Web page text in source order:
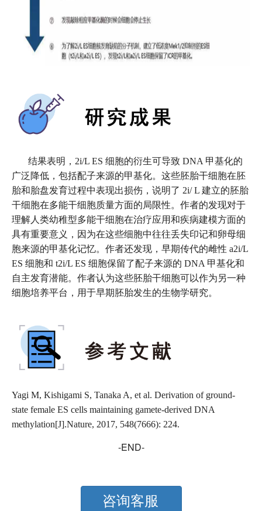
结果表明，2i/L ES 细胞的衍生可导致 DNA 甲基化的
广泛降低，包括配子来源的甲基化。这些胚胎干细胞在胚
胎和胎盘发育过程中表现出损伤，说明了 2i/ L 建立的胚胎
干细胞在多能干细胞质量方面的局限性。作者的发现对于
理解人类幼稚型多能干细胞在治疗应用和疾病建模方面的
具有重要意义，因为在这些细胞中往往丢失印记和卵母细
胞来源的甲基化记忆。作者还发现，早期传代的雌性 a2i/L
ES 细胞和 t2i/L ES 细胞保留了配子来源的 DNA 甲基化和
自主发育潜能。作者认为这些胚胎干细胞可以作为另一种
细胞培养平台，用于早期胚胎发生的生物学研究。
Yagi M, Kishigami S, Tanaka A, et al. Derivation of ground-
state female ES cells maintaining gamete-derived DNA
methylation[J].Nature, 2017, 548(7666): 224.
-END-
咨询客服